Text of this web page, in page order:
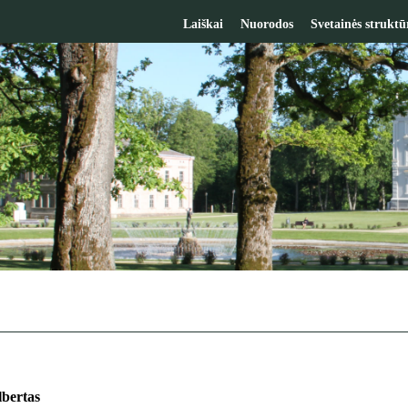
Laiškai Nuorodos Svetainės